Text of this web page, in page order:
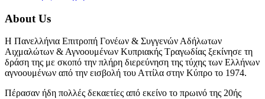
About Us
Η Πανελλήνια Επιτροπή Γονέων & Συγγενών Αδήλωτων
Αιχμαλώτων & Αγνοουμένων Κυπριακής Τραγωδίας ξεκίνησε τη
δράση της με σκοπό την πλήρη διερεύνηση της τύχης των Ελλήνων
αγνοουμένων από την εισβολή του Αττίλα στην Κύπρο το 1974.
Πέρασαν ήδη πολλές δεκαετίες από εκείνο το πρωινό της 20ής